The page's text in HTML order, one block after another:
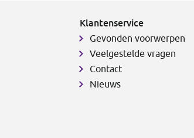
Klantenservice
Gevonden voorwerpen
Veelgestelde vragen
Contact
Nieuws